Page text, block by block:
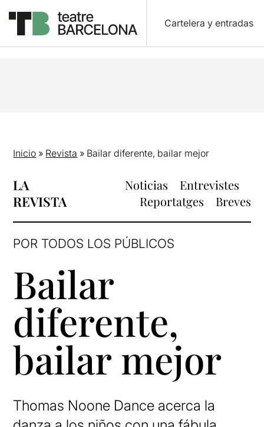
Cartelera y entradas
Inicio » Revista » Bailar diferente, bailar mejor
LA
REVISTA
Noticias
Entrevistes
Reportatges
Breves
POR TODOS LOS PÚBLICOS
Bailar
diferente,
bailar mejor
Thomas Noone Dance acerca la